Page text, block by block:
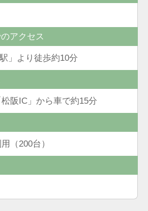
アクセス
」より徒歩約10分
阪IC」から車で約15分
（200台）